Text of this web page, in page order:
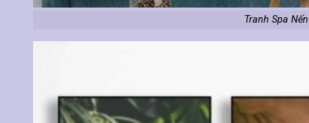
Tranh Spa